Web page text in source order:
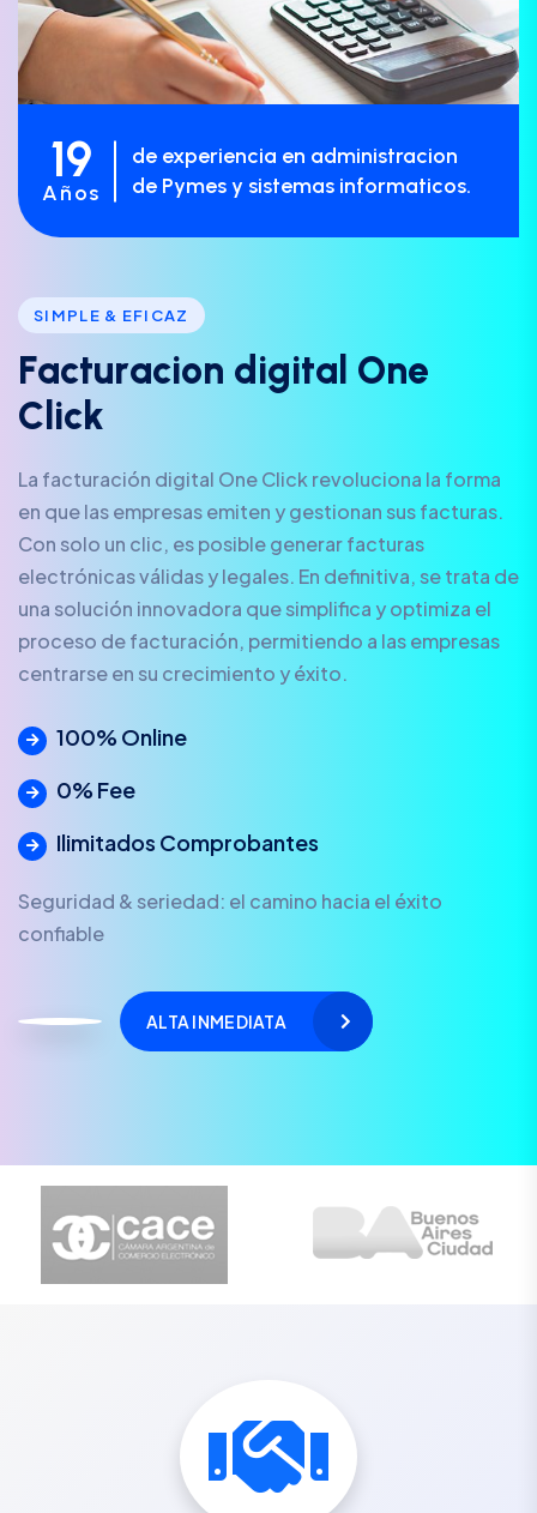
19
Años
de experiencia en administracion
de Pymes y sistemas informaticos.
SIMPLE & EFICAZ
Facturacion d igita One
C ick
La facturación digital One Click revoluciona la forma
en que las empresas emiten y gestionan sus facturas.
Con solo un clic, es posible generar facturas
electrónicas válidas y legales. En definitiva, se trata de
una solución innovadora que simplifica y optimiza el
proceso de facturación, permitiendo a las empresas
centrarse en su crecimiento y éxito.
100% Online
0% Fee
Ilimitados Comprobantes
Seguridad & seriedad: el camino hacia el éxito
confiable
ALTA INMEDIATA